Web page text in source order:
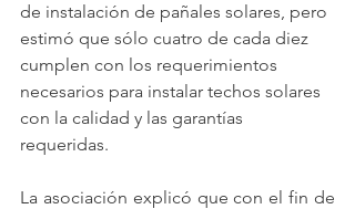
de instalación de pañales solares, pero
estimó que sólo cuatro de cada diez
cumplen con los requerimientos
necesarios para instalar techos solares
con la calidad y las garantías
requeridas.
La asociación explicó que con el fin de